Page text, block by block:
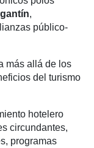
,
público-
más allá de los
del turismo
hotelero
circundantes,
programas